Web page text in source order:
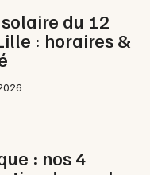
du 12
: horaires &
: nos 4